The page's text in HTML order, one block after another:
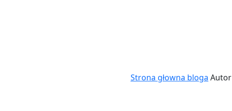
Strona głowna bloga Autor